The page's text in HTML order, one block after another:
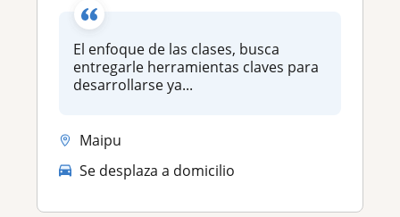
El enfoque de las clases, busca
entregarle herramientas claves para
desarrollarse ya...
Maipu
Se desplaza a domicilio